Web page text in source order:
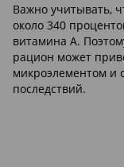
Важно учитывать,
около 340
витамина A.
рацион может
микроэлементом и
последствий.